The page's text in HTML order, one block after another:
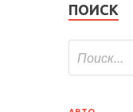
ПОИСК